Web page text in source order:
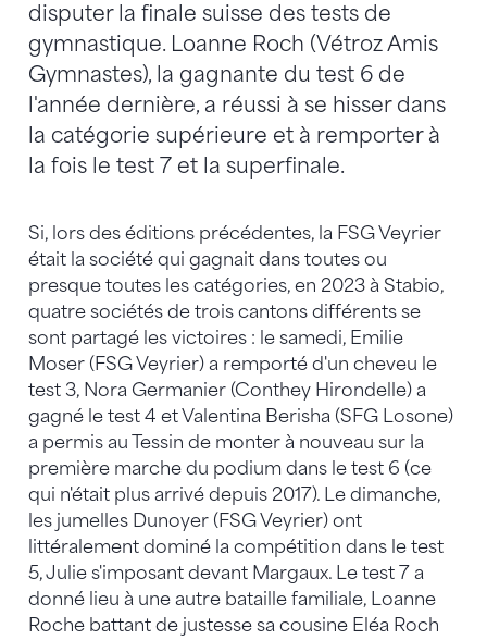
disputer la finale suisse des tests de
gymnastique. Loanne Roch (Vétroz Amis
Gymnastes), la gagnante du test 6 de
l'année dernière, a réussi à se hisser dans
la catégorie supérieure et à remporter à
la fois le test 7 et la superfinale.
Si, lors des éditions précédentes, la FSG Veyrier
était la société qui gagnait dans toutes ou
presque toutes les catégories, en 2023 à Stabio,
quatre sociétés de trois cantons différents se
sont partagé les victoires : le samedi, Emilie
Moser (FSG Veyrier) a remporté d'un cheveu le
test 3, Nora Germanier (Conthey Hirondelle) a
gagné le test 4 et Valentina Berisha (SFG Losone)
a permis au Tessin de monter à nouveau sur la
première marche du podium dans le test 6 (ce
qui n'était plus arrivé depuis 2017). Le dimanche,
les jumelles Dunoyer (FSG Veyrier) ont
littéralement dominé la compétition dans le test
5, Julie s'imposant devant Margaux. Le test 7 a
donné lieu à une autre bataille familiale, Loanne
Roche battant de justesse sa cousine Eléa Roch